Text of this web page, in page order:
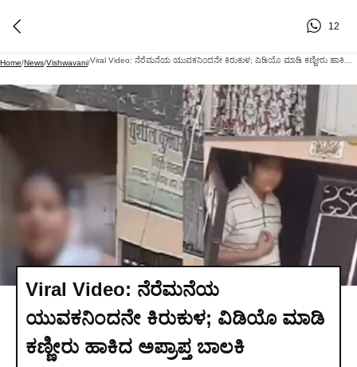
12
Home/News/Vishwavani/
Viral Video: ನೆರೆಮನೆಯ
ಯುವಕನಿಂದನೇ ಕಿರುಕುಳ; ವಿಡಿಯೊ ಮಾಡಿ
ಕಣ್ಣೀರು ಹಾಕಿದ ಅಪ್ರಾಪ್ತ ಬಾಲಕಿ